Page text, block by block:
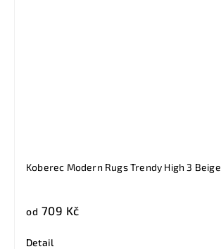
Koberec Modern Rugs Trendy High 3 Beige
od 709 Kč
Detail